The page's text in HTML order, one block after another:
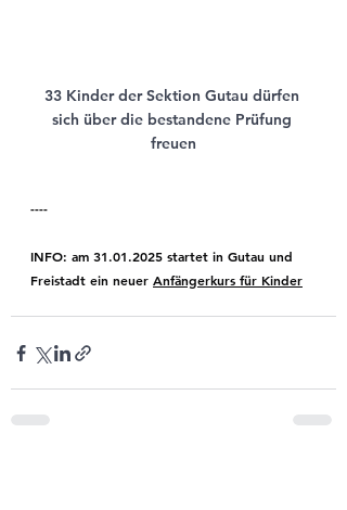
33 Kinder der Sektion Gutau dürfen
sich über die bestandene Prüfung
freuen
----
INFO: am 31.01.2025 startet in Gutau und
Freistadt ein neuer Anfängerkurs für Kinder